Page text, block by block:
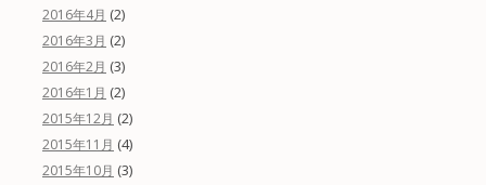
2016年4月 (2)
2016年3月 (2)
2016年2月 (3)
2016年1月 (2)
2015年12月 (2)
2015年11月 (4)
2015年10月 (3)